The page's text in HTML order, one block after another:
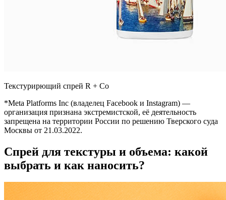
Текстурирющий спрей R + Co
*Meta Platforms Inc (владелец Facebook и Instagram) —
организация признана экстремистской, её деятельность
запрещена на территории России по решению Тверского суда
Москвы от 21.03.2022.
Спрей для текстуры и объема: какой
выбрать и как наносить?